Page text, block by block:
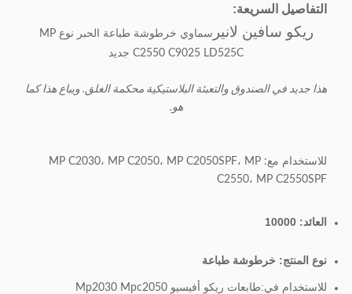
التفاصيل السريعة:
ريكو سافين لانير
سماوي خرطوشة طباعة الحبر نوع MP
C2550 C9025 LD525C جديد
هذا جديد في الصندوق والتعبئة البلاستيكية محكمة الغلق. ويباع هذا كما
هو.
للاستخدام مع: MP C2030، MP C2050، MP C2050SPF، MP
C2550، MP C2550SPF
العائد: 10000
نوع المنتج: خرطوشة طباعة
للاستخدام في:
طابعات ريكو أفيسيو Mp2030 Mpc2050